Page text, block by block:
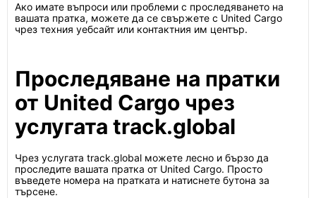
Ако имате въпроси или проблеми с проследяването на
вашата пратка, можете да се свържете с United Cargo
чрез техния уебсайт или контактния им център.
Проследяване на пратки
от United Cargo чрез
услугата track.global
Чрез услугата track.global можете лесно и бързо да
проследите вашата пратка от United Cargo. Просто
въведете номера на пратката и натиснете бутона за
търсене.